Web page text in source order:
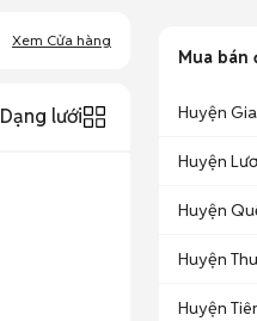
Xem Cửa hàng
Dạng lưới
Mua bán
Huyện
Huyện
Huyện
Huyện
Huyện